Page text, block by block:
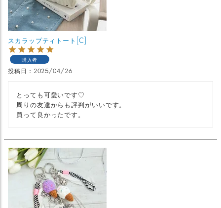
スカラップティトート[C]
購入者
投稿日 2025/04/26
とっても可愛いです♡
周りの友達からも評判がいいです。
買って良かったです。